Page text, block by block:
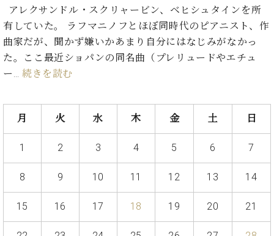
デ
ン
ス
イ
コ
と
ッ
チ
ベ
シ
タ
密
音
楽
達
の
ベ
ュ
イ
ン
音
ニ
ュ
ー
荷
報
等)
プ
ス
リ
(お
せ・
規
デ
ィ
う
方
は、
近
く
直
営
店
で
オンライン試弾
ベ
ヒ
シ
ュ
ャ
ブ
グ
アレクサンドル・スクリャービン、ベヒシュタインを所
有していた。 ラフマニノフとほぼ同時代のピアニスト、作
曲家だが、聞かず嫌いかあまり自分にはなじみがなかっ
た。ここ最近ショパンの同名曲（プレリュードやエチュ
ー… 続きを読む
月 火 水 木 金 土 日
1 2 3 4 5 6 7
8 9 10 11 12 13 14
15 16 17 18 19 20 21